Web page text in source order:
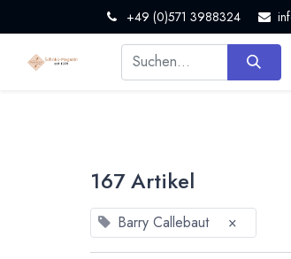
+49 (0)571 3988324
167 Artikel
Barry Callebaut ×